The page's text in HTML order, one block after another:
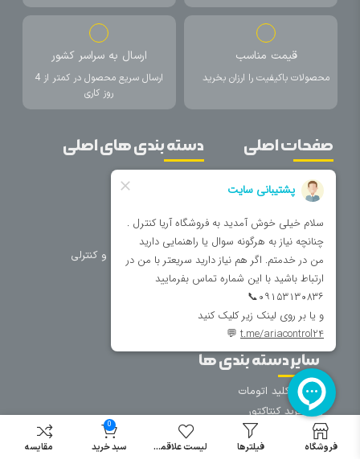
قیمت مناسب
محصولات باکیفیت را ارزان بخرید
ارسال به سراسر کشور
ارسال سریع محصول در کمتر از 4
روز کاری
صفحات اصلی
خانه
درباره ما
تماس با ما
فروشگاه
دسته بندی های اصلی
تجهیزات تابلویی
تجهیزات حفاظتی و کنترلی
روشنایی
سایر دسته بندی ها
خرید کلید اتومات
خرید کنتاکتور
خرید فیوز
مینیاتوری
فروشگاه فیلترها لیست علاقمندی
0
سبد خرید مقایسه